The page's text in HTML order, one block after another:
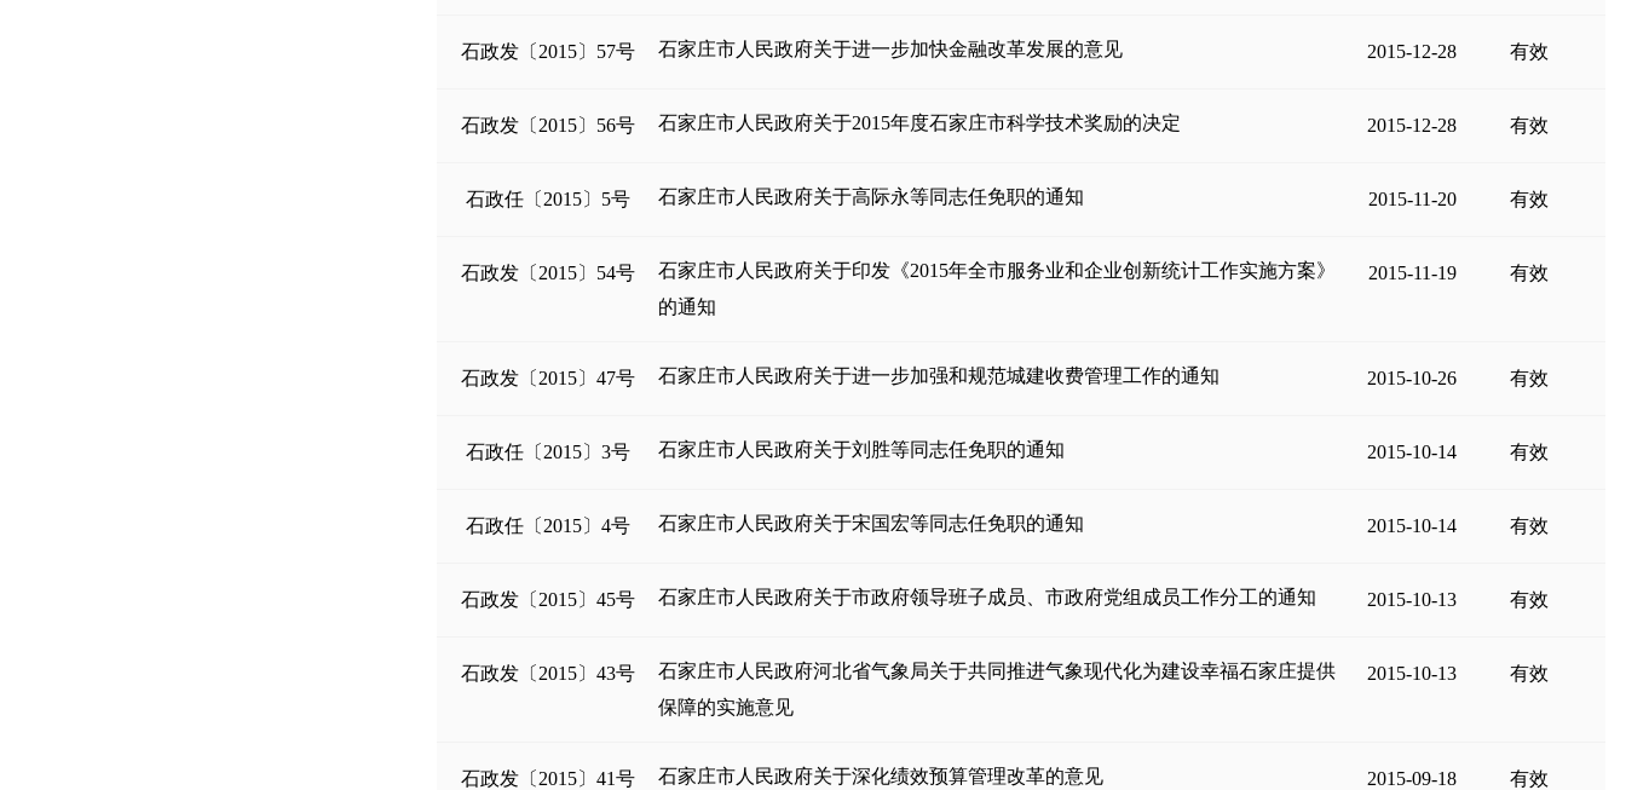
石政发〔2015〕57号 石家庄市人民政府关于进一步加快金融改革发展的意见 2015-12-28 有效
石政发〔2015〕56号 石家庄市人民政府关于2015年度石家庄市科学技术奖励的决定 2015-12-28 有效
石政任〔2015〕5号 石家庄市人民政府关于高际永等同志任免职的通知 2015-11-20 有效
石政发〔2015〕54号
石家庄市人民政府关于印发《2015年全市服务业和企业创新统计工作实施方案》
的通知
2015-11-19 有效
石政发〔2015〕47号 石家庄市人民政府关于进一步加强和规范城建收费管理工作的通知 2015-10-26 有效
石政任〔2015〕3号 石家庄市人民政府关于刘胜等同志任免职的通知 2015-10-14 有效
石政任〔2015〕4号 石家庄市人民政府关于宋国宏等同志任免职的通知 2015-10-14 有效
石政发〔2015〕45号 石家庄市人民政府关于市政府领导班子成员、市政府党组成员工作分工的通知 2015-10-13 有效
石政发〔2015〕43号
石家庄市人民政府河北省气象局关于共同推进气象现代化为建设幸福石家庄提供
保障的实施意见
2015-10-13 有效
石政发〔2015〕41号 石家庄市人民政府关于深化绩效预算管理改革的意见 2015-09-18 有效